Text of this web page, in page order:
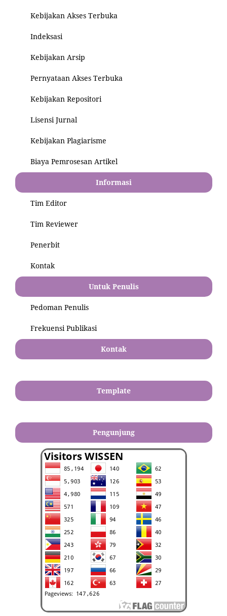
Kebijakan Akses Terbuka
Indeksasi
Kebijakan Arsip
Pernyataan Akses Terbuka
Kebijakan Repositori
Lisensi Jurnal
Kebijakan Plagiarisme
Biaya Pemrosesan Artikel
Informasi
Tim Editor
Tim Reviewer
Penerbit
Kontak
Untuk Penulis
Pedoman Penulis
Frekuensi Publikasi
Kontak
Template
Pengunjung